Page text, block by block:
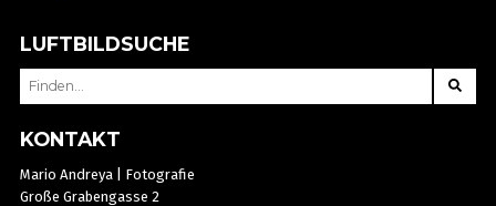
LUFTBILDSUCHE
SEARCH
KONTAKT
Mario Andreya | Fotografie
Große Grabengasse 2